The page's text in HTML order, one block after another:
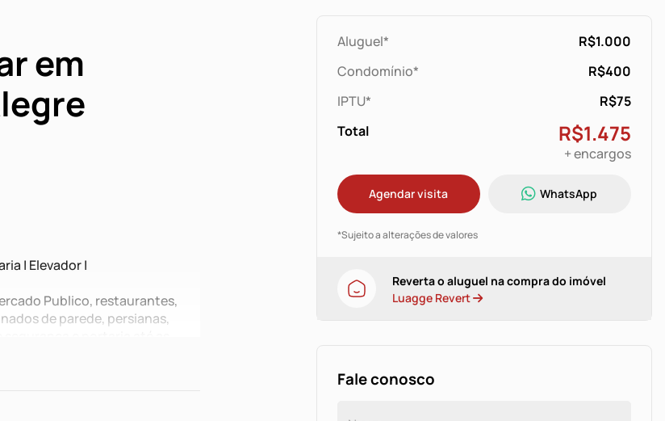
em
| Elevador |
Publico, restaurantes,
de parede, persianas,
Aluguel*
R$1.000
Condomínio*
R$400
IPTU*
R$75
Total
R$1.475
+ encargos
Agendar visita WhatsApp
*Sujeito a alterações de valores
Reverta o aluguel na compra do imóvel
Luagge Revert
Fale conosco